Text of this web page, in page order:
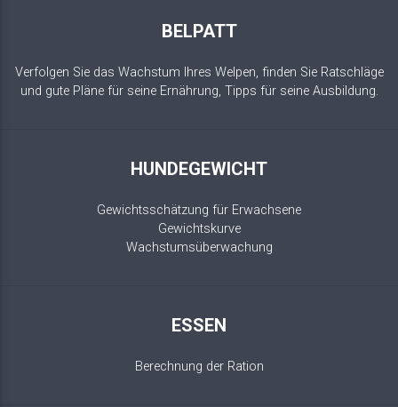
BELPATT
Verfolgen Sie das Wachstum Ihres Welpen, finden Sie Ratschläge
und gute Pläne für seine Ernährung, Tipps für seine Ausbildung.
HUNDEGEWICHT
Gewichtsschätzung für Erwachsene
Gewichtskurve
Wachstumsüberwachung
ESSEN
Berechnung der Ration